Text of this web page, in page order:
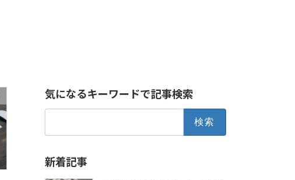
気になるキーワードで記事検索
新着記事